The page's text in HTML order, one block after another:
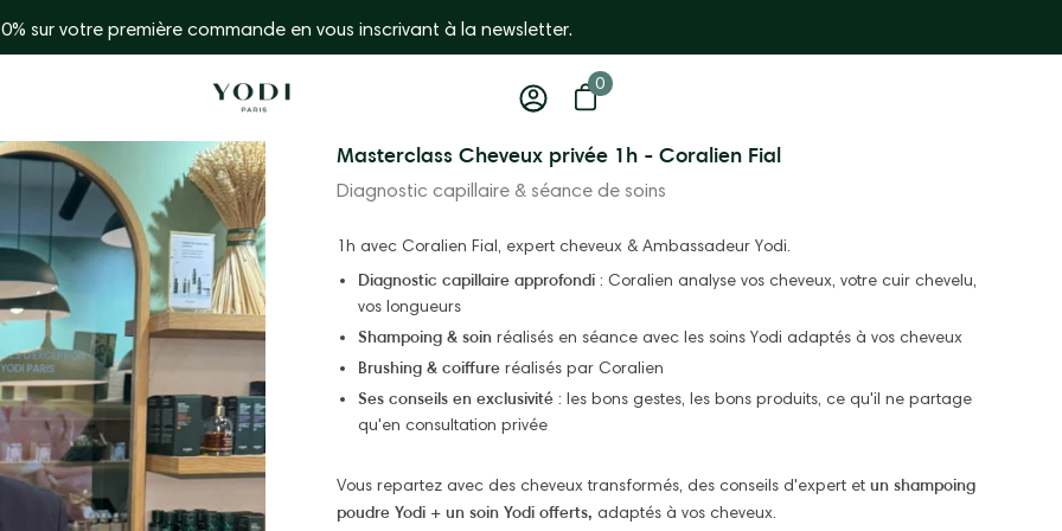
🎁 Free delivery for orders over €44 in mainland France
My
account
Open basket
0
0 items
Masterclass Cheveux privée 1h - Coralien Fial
Diagnostic capillaire & séance de soins
1h avec Coralien Fial, expert cheveux & Ambassadeur Yodi.
Diagnostic capillaire approfondi : Coralien analyse vos cheveux, votre cuir chevelu,
vos longueurs
Shampoing & soin réalisés en séance avec les soins Yodi adaptés à vos cheveux
Brushing & coiffure réalisés par Coralien
Ses conseils en exclusivité : les bons gestes, les bons produits, ce qu'il ne partage
qu'en consultation privée
Vous repartez avec des cheveux transformés, des conseils d'expert et un shampoing
poudre Yodi + un soin Yodi offerts, adaptés à vos cheveux.